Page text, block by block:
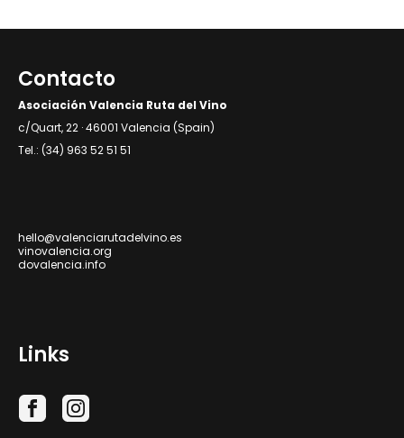
Contacto
Asociación Valencia Ruta del Vino
c/Quart, 22 · 46001 Valencia (Spain)
Tel.: (34) 963 52 51 51
hello@valenciarutadelvino.es
vinovalencia.org
dovalencia.info
Links